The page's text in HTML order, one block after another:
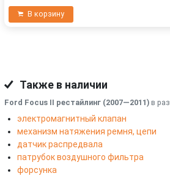
В корзину
Также в наличии
Ford Focus II рестайлинг (2007—2011) в
электромагнитный клапан
механизм натяжения ремня, цепи
датчик распредвала
патрубок воздушного фильтра
форсунка